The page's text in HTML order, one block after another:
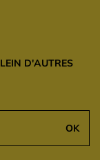
D'AUTRES
OK